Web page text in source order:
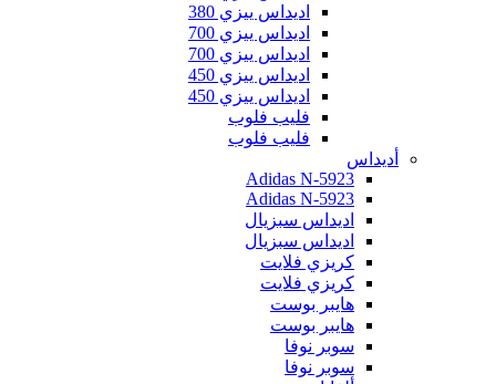
اديداس ييزي 380
اديداس ييزي 700
اديداس ييزي 700
اديداس ييزي 450
اديداس ييزي 450
فليب فلوب
فليب فلوب
أديداس
Adidas N-5923
Adidas N-5923
اديداس سبزيال
اديداس سبزيال
كريزي فلايت
كريزي فلايت
هايبر بوست
هايبر بوست
سوبر نوفا
سوبر نوفا